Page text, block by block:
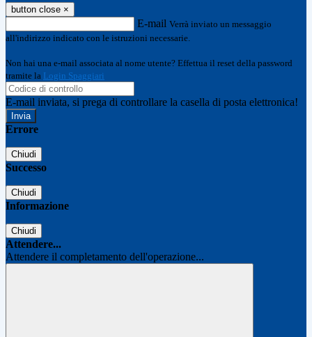
button close ×
E-mail Verrà inviato un messaggio
all'indirizzo indicato con le istruzioni necessarie.
Non hai una e-mail associata al nome utente? Effettua il reset della password
tramite la Login Spaggiari
E-mail inviata, si prega di controllare la casella di posta elettronica!
Errore
Chiudi
Successo
Chiudi
Informazione
Chiudi
Attendere...
Attendere il completamento dell'operazione...